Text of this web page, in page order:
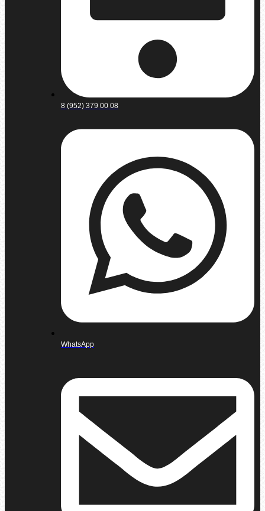
8 (952) 379 00 08
WhatsApp